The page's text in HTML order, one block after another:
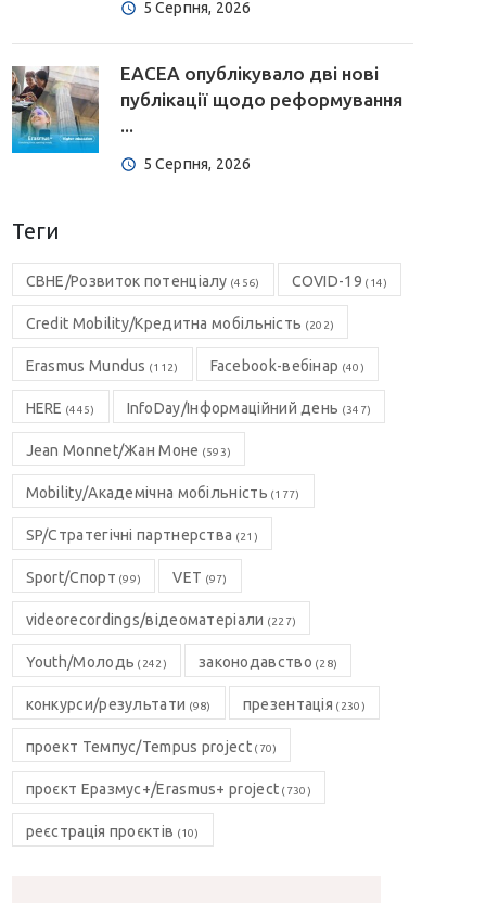
5 Серпня, 2026
EACEA опублікувало дві нові
публікації щодо реформування
...
5 Серпня, 2026
Теги
CBHE/Розвиток потенціалу (456) COVID-19 (14)
Credit Mobility/Кредитна мобільність (202)
Erasmus Mundus (112) Facebook-вебінар (40)
HERE (445) InfoDay/Інформаційний день (347)
Jean Monnet/Жан Моне (593)
Mobility/Академічна мобільність (177)
SP/Стратегічні партнерства (21)
Sport/Спорт (99) VET (97)
videorecordings/відеоматеріали (227)
Youth/Молодь (242) законодавство (28)
конкурси/результати (98) презентація (230)
проект Темпус/Tempus project(70)
проєкт Еразмус+/Erasmus+ project (730)
реєстрація проєктів (10)